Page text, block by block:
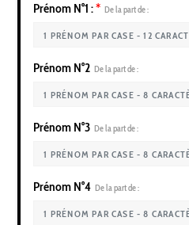
Prénom N°1 :* De la part de :
Prénom N°2 De la part de :
Prénom N°3 De la part de :
Prénom N°4 De la part de :